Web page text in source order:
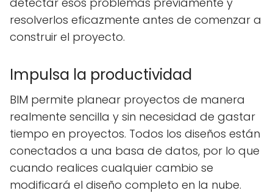
resolverlos eficazmente antes de comenzar a
construir el proyecto.
Impulsa la productividad
BIM permite planear proyectos de manera
realmente sencilla y sin necesidad de gastar
tiempo en proyectos. Todos los diseños están
conectados a una basa de datos, por lo que
cuando realices cualquier cambio se
modificará el diseño completo en la nube.